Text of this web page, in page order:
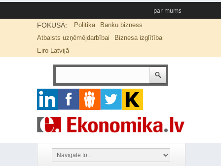
par mums
FOKUSĀ: Politika
Banku bizness
Atbalsts uzņēmējdarbībai
Biznesa izglītība
Eiro Latvijā